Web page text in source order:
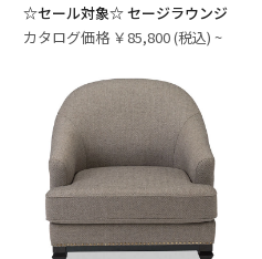
☆セール対象☆ セージラウンジ
カタログ価格 ￥85,800 (税込) ~